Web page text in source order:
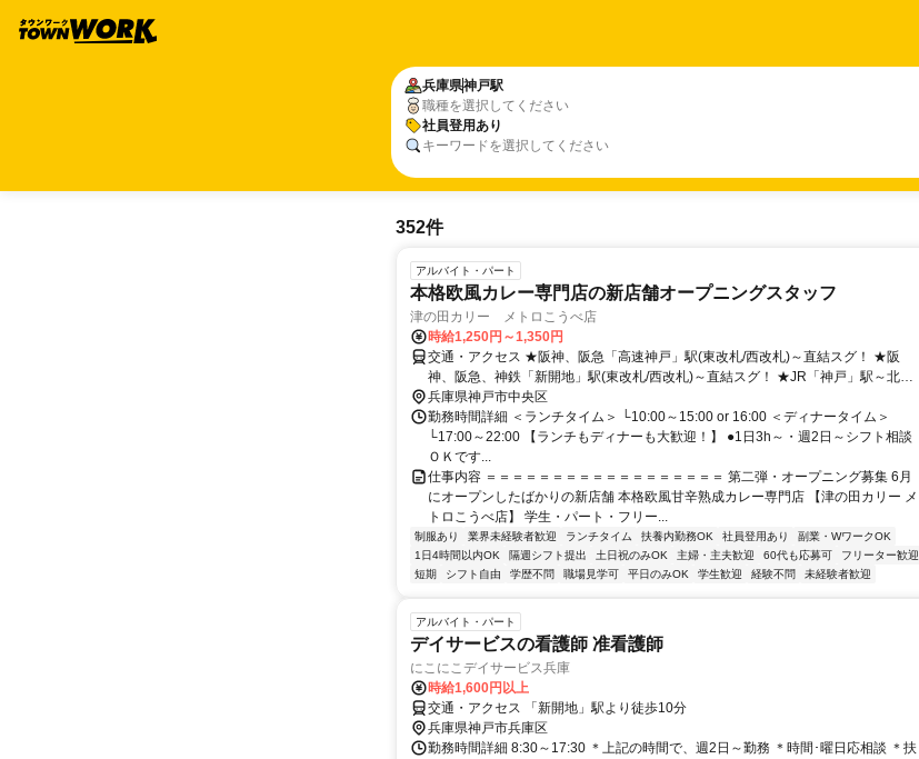
兵庫県神戸駅
職種を選択してください
社員登用あり
キーワードを選択してください
352件
アルバイト・パート
本格欧風カレー専門店の新店舗オープニングスタッフ
津の田カリー メトロこうべ店
時給1,250円～1,350円
交通・アクセス ★阪神、阪急「高速神戸」駅(東改札/西改札)～直結スグ！ ★阪
神、阪急、神鉄「新開地」駅(東改札/西改札)～直結スグ！ ★JR「神戸」駅～北へ
徒歩2分！ ★地下鉄「ハーバーランド」駅～徒歩3分！
兵庫県神戸市中央区
勤務時間詳細 ＜ランチタイム＞ └10:00～15:00 or 16:00 ＜ディナータイム＞
└17:00～22:00 【ランチもディナーも大歓迎！】 ●1日3h～・週2日～シフト相談
ＯＫです...
仕事内容 ＝＝＝＝＝＝＝＝＝＝＝＝＝＝＝＝＝＝ 第二弾・オープニング募集 6月
にオープンしたばかりの新店舗 本格欧風甘辛熟成カレー専門店 【津の田カリー メ
トロこうべ店】 学生・パート・フリー...
制服あり 業界未経験者歓迎 ランチタイム 扶養内勤務OK 社員登用あり
副業・WワークOK
1日4時間以内OK
隔週シフト提出 土日祝のみOK 主婦・主夫歓迎 60代も応募可
フリーター歓迎
短期
シフト自由 学歴不問 職場見学可 平日のみOK 学生歓迎 経験不問 未経験者歓迎
アルバイト・パート
デイサービスの看護師 准看護師
にこにこデイサービス兵庫
時給1,600円以上
交通・アクセス 「新開地」駅より徒歩10分
兵庫県神戸市兵庫区
勤務時間詳細 8:30～17:30 ＊上記の時間で、週2日～勤務 ＊時間･曜日応相談 ＊扶